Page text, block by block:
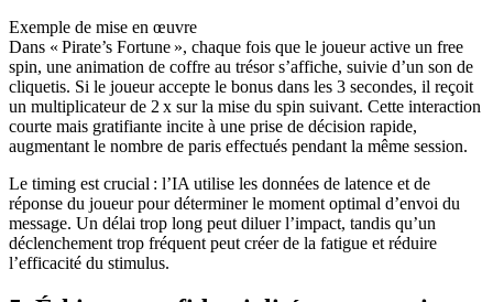
Exemple de mise en œuvre
Dans « Pirate’s Fortune », chaque fois que le joueur active un free
spin, une animation de coffre au trésor s’affiche, suivie d’un son de
cliquetis. Si le joueur accepte le bonus dans les 3 secondes, il reçoit
un multiplicateur de 2 x sur la mise du spin suivant. Cette interaction
courte mais gratifiante incite à une prise de décision rapide,
augmentant le nombre de paris effectués pendant la même session.
Le timing est crucial : l’IA utilise les données de latence et de
réponse du joueur pour déterminer le moment optimal d’envoi du
message. Un délai trop long peut diluer l’impact, tandis qu’un
déclenchement trop fréquent peut créer de la fatigue et réduire
l’efficacité du stimulus.